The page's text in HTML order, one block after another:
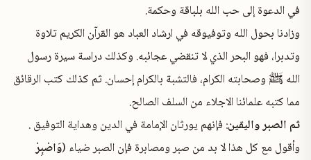
في الدعوة إلى حب الله بلباقة وحكمة.
وزادنا بحول الله وتوفيوقه في ارشاد العباد هو القرآن الكريم تلاوة
وتدبرا، فهو البحر الذي لا تنقضي عجائبه. وكذلك دراسة سيرة رسول
الله ﷺ وصحابته الكرام، فالتشبة بالكرام إحسان. ثم كذلك كتب الرقائق
مما كتبه علمائنا الاجلاء من السلف الصالح.
ثم الصبر واليقين: فإنهم يورثان الإمامة في الدين وهداية التوفيق .
وأقول مع كل هذا لا بد من صبر ومصابرة فإن الصبر ضياء (وَاصْبِرْ